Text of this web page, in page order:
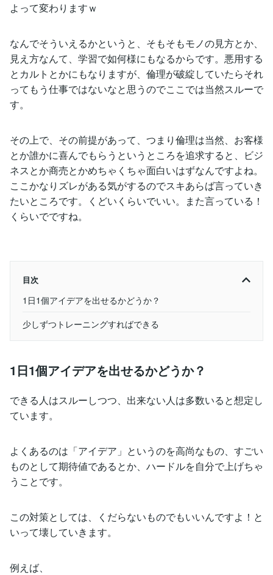
よって変わりますｗ
なんでそういえるかというと、そもそもモノの見方とか、
見え方なんて、学習で如何様にもなるからです。悪用する
とカルトとかにもなりますが、倫理が破綻していたらそれ
ってもう仕事ではないなと思うのでここでは当然スルーで
す。
その上で、その前提があって、つまり倫理は当然、お客様
とか誰かに喜んでもらうというところを追求すると、ビジ
ネスとか商売とかめちゃくちゃ面白いはずなんですよね。
ここかなりズレがある気がするのでスキあらば言っていき
たいところです。くどいくらいでいい。また言っている！
くらいでですね。
目次
1日1個アイデアを出せるかどうか？
少しずつトレーニングすればできる
1日1個アイデアを出せるかどうか？
できる人はスルーしつつ、出来ない人は多数いると想定し
ています。
よくあるのは「アイデア」というのを高尚なもの、すごい
ものとして期待値であるとか、ハードルを自分で上げちゃ
うことです。
この対策としては、くだらないものでもいいんですよ！と
いって壊していきます。
例えば、